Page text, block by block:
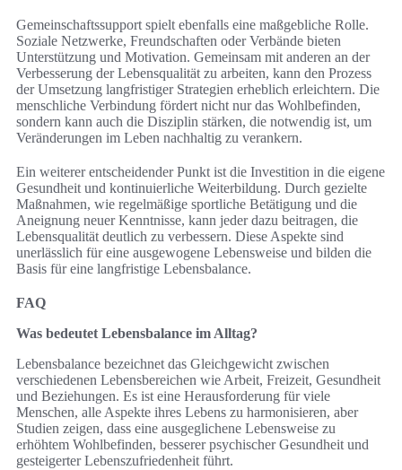
Gemeinschaftssupport spielt ebenfalls eine maßgebliche Rolle.
Soziale Netzwerke, Freundschaften oder Verbände bieten
Unterstützung und Motivation. Gemeinsam mit anderen an der
Verbesserung der Lebensqualität zu arbeiten, kann den Prozess
der Umsetzung langfristiger Strategien erheblich erleichtern. Die
menschliche Verbindung fördert nicht nur das Wohlbefinden,
sondern kann auch die Disziplin stärken, die notwendig ist, um
Veränderungen im Leben nachhaltig zu verankern.
Ein weiterer entscheidender Punkt ist die Investition in die eigene
Gesundheit und kontinuierliche Weiterbildung. Durch gezielte
Maßnahmen, wie regelmäßige sportliche Betätigung und die
Aneignung neuer Kenntnisse, kann jeder dazu beitragen, die
Lebensqualität deutlich zu verbessern. Diese Aspekte sind
unerlässlich für eine ausgewogene Lebensweise und bilden die
Basis für eine langfristige Lebensbalance.
FAQ
Was bedeutet Lebensbalance im Alltag?
Lebensbalance bezeichnet das Gleichgewicht zwischen
verschiedenen Lebensbereichen wie Arbeit, Freizeit, Gesundheit
und Beziehungen. Es ist eine Herausforderung für viele
Menschen, alle Aspekte ihres Lebens zu harmonisieren, aber
Studien zeigen, dass eine ausgeglichene Lebensweise zu
erhöhtem Wohlbefinden, besserer psychischer Gesundheit und
gesteigerter Lebenszufriedenheit führt.